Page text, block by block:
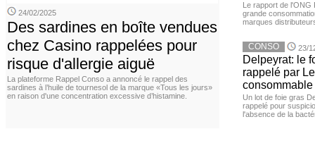
24/02/2025
Des sardines en boîte vendues
chez Casino rappelées pour
risque d'allergie aiguë
La plateforme Rappel Conso a annoncé le rappel des
sardines à l’huile de tournesol de la marque «Tous les jours»
en raison d'une concentration excessive d’histamine.
Le rapport de l'ONG
grande
marques
CONSO 23/
Delpeyrat: le
rappelé par
consommable
Un lot de foie gras
rappelé pour
l'absence de la